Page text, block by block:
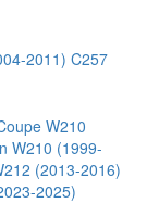
2011) C257
W210
W210 (1999-
(2013-2016)
2025)